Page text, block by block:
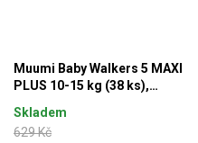
Muumi Baby Walkers 5 MAXI
PLUS 10-15 kg (38 ks),
629 Kč
Skladem